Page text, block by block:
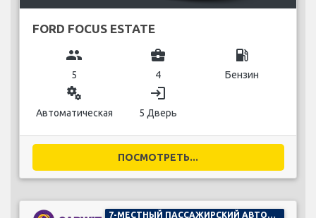
FORD FOCUS ESTATE
group
5
business_center
4
local_gas_station
Бензин
miscellaneous_services
Автоматическая
login
5 Дверь
ПОСМОТРЕТЬ...